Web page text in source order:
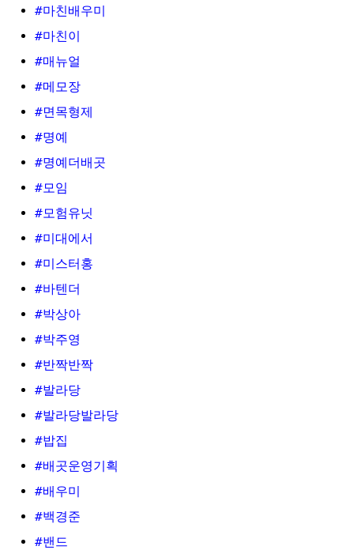
#마친배우미
#마친이
#매뉴얼
#메모장
#면목형제
#명예
#명예더배곳
#모임
#모험유닛
#미대에서
#미스터홍
#바텐더
#박상아
#박주영
#반짝반짝
#발라당
#발라당발라당
#밥집
#배곳운영기획
#배우미
#백경준
#밴드